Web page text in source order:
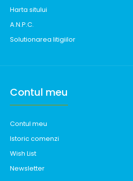
Harta sitului
A.N.P.C.
Solutionarea litigiilor
Contul meu
Contul meu
Istoric comenzi
Wish List
Newsletter